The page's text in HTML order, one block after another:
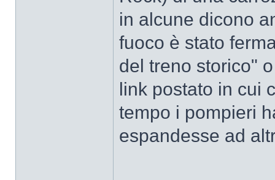
in alcune dicono
fuoco è stato
del treno storico"
link postato in cui
tempo i pompieri
espandesse ad